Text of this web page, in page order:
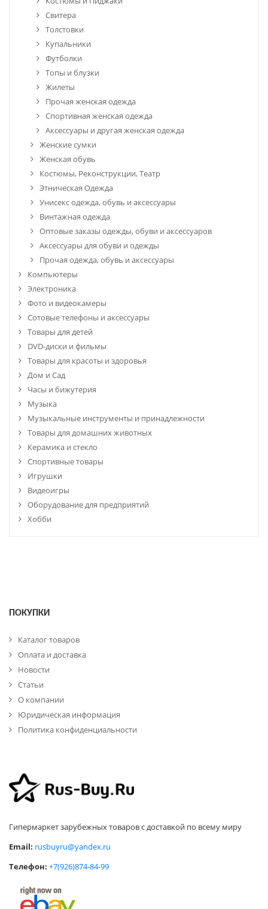
Свитера
Толстовки
Купальники
Футболки
Топы и блузки
Жилеты
Прочая женская одежда
Спортивная женская одежда
Аксессуары и другая женская одежда
Женские сумки
Женская обувь
Костюмы, Реконструкции, Театр
Этническая Одежда
Унисекс одежда, обувь и аксессуары
Винтажная одежда
Оптовые заказы одежды, обуви и аксессуаров
Аксессуары для обуви и одежды
Прочая одежда, обувь и аксессуары
Компьютеры
Электроника
Фото и видеокамеры
Сотовые телефоны и аксессуары
Товары для детей
DVD-диски и фильмы
Товары для красоты и здоровья
Дом и Сад
Часы и бижутерия
Музыка
Музыкальные инструменты и принадлежности
Товары для домашних животных
Керамика и стекло
Спортивные товары
Игрушки
Видеоигры
Оборудование для предприятий
Хобби
ПОКУПКИ
Каталог товаров
Оплата и доставка
Новости
Статьи
О компании
Юридическая информация
Политика конфиденциальности
Гипермаркет зарубежных товаров с доставкой по всему миру
Email: rusbuyru@yandex.ru
Телефон: +7(926)874-84-99